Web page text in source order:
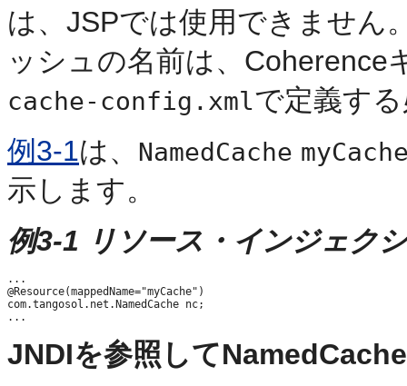
は、JSPでは使用できません
ッシュの名前は、Coherence
cache-config.xmlで定義す
例3-1は、 NamedCache
示します。
例3-1 リソース・インジェク
...
@Resource(mappedName="myCache")
com.tangosol.net.NamedCache nc;
JNDIを参照して